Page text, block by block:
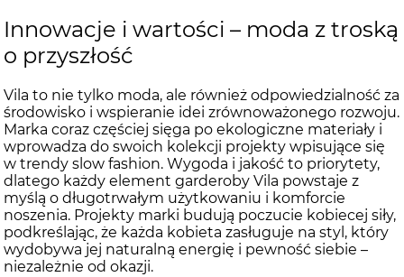
Innowacje i wartości – moda z troską
o przyszłość
Vila to nie tylko moda, ale również odpowiedzialność za
środowisko i wspieranie idei zrównoważonego rozwoju.
Marka coraz częściej sięga po ekologiczne materiały i
wprowadza do swoich kolekcji projekty wpisujące się
w trendy slow fashion. Wygoda i jakość to priorytety,
dlatego każdy element garderoby Vila powstaje z
myślą o długotrwałym użytkowaniu i komforcie
noszenia. Projekty marki budują poczucie kobiecej siły,
podkreślając, że każda kobieta zasługuje na styl, który
wydobywa jej naturalną energię i pewność siebie –
niezależnie od okazji.